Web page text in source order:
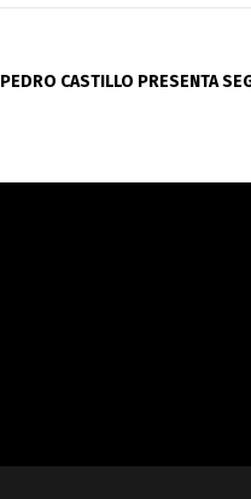
PEDRO CASTILLO PRESENTA